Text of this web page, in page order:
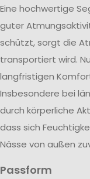
Eine hochwertige
guter
schützt, sorgt die
transportiert wird.
langfristigen
Insbesondere bei
durch körperliche
dass sich
Nässe von außen
Passform